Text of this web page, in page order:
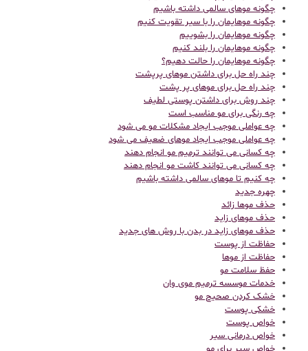
چگونه موهای سالمی داشته باشیم
چگونه موهایمان را با سیر تقویت کنیم
چگونه موهایمان را بشوییم
چگونه موهایمان را بلند کنیم
چگونه موهایمان را حالت دهیم؟
چند راه حل برای داشتن موهای پرپشت
چند راه حل برای موهای پر پشت
چند روش برای داشتن پوستی لطیف
چه رنگی برای مو مناسب است
چه عواملی موجب ایجاد مشکلات مو می شود
چه عواملی موجب ایجاد موهای ضعیف می شود
چه کسانی می توانند ترمیم مو انجام دهند
چه کسانی می توانند کاشت مو انجام دهند
چه کنیم تا موهای سالمی داشته باشیم
چهره جدید
حذف موها زائد
حذف موهای زاید
حذف موهای زاید در بدن با روش های جدید
حفاظت از پوست
حفاظت از موها
حفظ سلامت مو
خدمات موسسه ترمیم موی وان
خشک کردن صحیح مو
خشکی پوست
خواص پوست
خواص درمانی سیر